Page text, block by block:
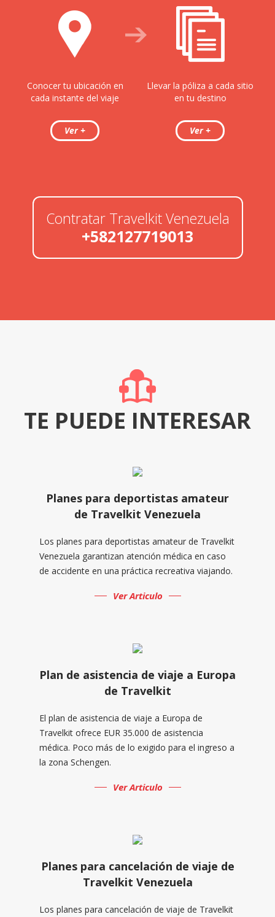
Conocer tu ubicación en
cada instante del viaje
Llevar la póliza a cada sitio
en tu destino
Contratar Travelkit Venezuela
+582127719013
TE PUEDE INTERESAR
Planes para deportistas amateur
de Travelkit Venezuela
Los planes para deportistas amateur de Travelkit
Venezuela garantizan atención médica en caso
de accidente en una práctica recreativa viajando.
Ver Articulo
Plan de asistencia de viaje a Europa
de Travelkit
El plan de asistencia de viaje a Europa de
Travelkit ofrece EUR 35.000 de asistencia
médica. Poco más de lo exigido para el ingreso a
la zona Schengen.
Ver Articulo
Planes para cancelación de viaje de
Travelkit Venezuela
Los planes para cancelación de viaje de Travelkit